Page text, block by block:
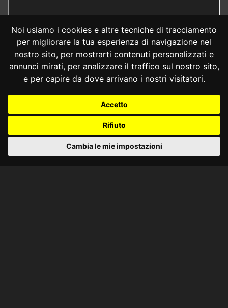
Noi usiamo i cookies e altre tecniche di tracciamento
per migliorare la tua esperienza di navigazione nel
nostro sito, per mostrarti contenuti personalizzati e
annunci mirati, per analizzare il traffico sul nostro sito,
e per capire da dove arrivano i nostri visitatori.
Accetto
Rifiuto
Cambia le mie impostazioni